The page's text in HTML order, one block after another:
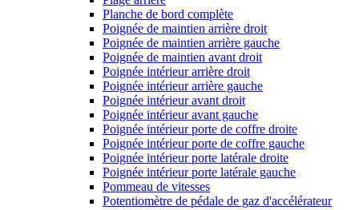
Planche de bord complète
Poignée de maintien arrière droit
Poignée de maintien arrière gauche
Poignée de maintien avant droit
Poignée intérieur arrière droit
Poignée intérieur arrière gauche
Poignée intérieur avant droit
Poignée intérieur avant gauche
Poignée intérieur porte de coffre droite
Poignée intérieur porte de coffre gauche
Poignée intérieur porte latérale droite
Poignée intérieur porte latérale gauche
Pommeau de vitesses
Potentiomètre de pédale de gaz d'accélérateur